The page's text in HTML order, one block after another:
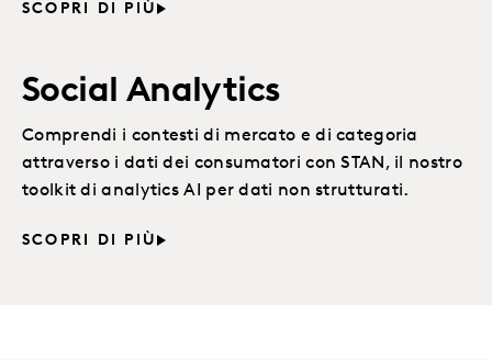
SCOPRI DI PIÙ
Social Analytics
Comprendi i contesti di mercato e di categoria
attraverso i dati dei consumatori con STAN, il nostro
toolkit di analytics AI per dati non strutturati.
SCOPRI DI PIÙ